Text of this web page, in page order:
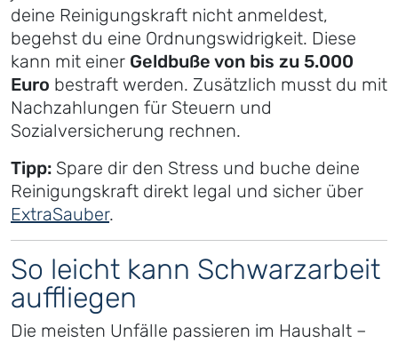
deine Reinigungskraft nicht anmeldest,
begehst du eine Ordnungswidrigkeit. Diese
kann mit einer Geldbuße von bis zu 5.000
Euro bestraft werden. Zusätzlich musst du mit
Nachzahlungen für Steuern und
Sozialversicherung rechnen.
Tipp: Spare dir den Stress und buche deine
Reinigungskraft direkt legal und sicher über
ExtraSauber.
So leicht kann Schwarzarbeit
auffliegen
Die meisten Unfälle passieren im Haushalt –